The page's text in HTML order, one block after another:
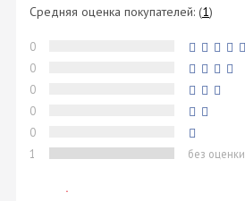
Средняя оценка покупателей: (1)
0
0
0
0
0
1
без оценки
.